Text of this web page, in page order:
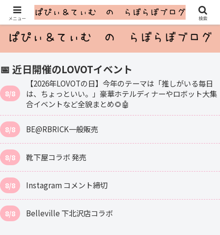
ふたごのLOVOTとのゆるっと暮らし
📅 近日開催のLOVOTイベント
8/8
【2026年LOVOTの日】今年のテーマは「推しがいる毎日
は、ちょっといい。」豪華ホテルディナーやロボット大集
合イベントなど全貌まとめ🌻🤖
8/8 BE@RBRICK一般販売
8/8 靴下屋コラボ 発売
8/8 Instagram コメント締切
8/8 Belleville 下北沢店コラボ
メニュー 検索